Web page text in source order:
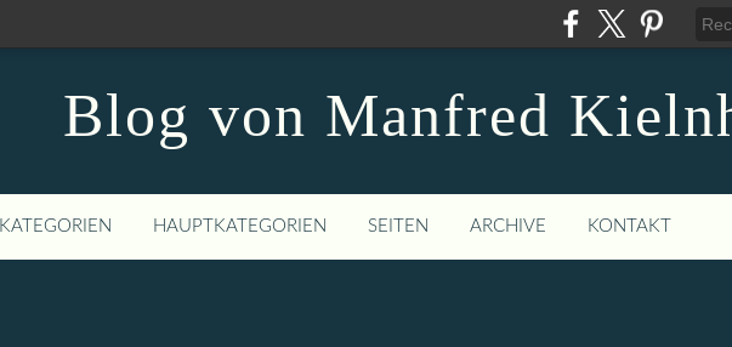
Blog von Manfred
KATEGORIEN HAUPTKATEGORIEN SEITEN ARCHIVE KONTAKT